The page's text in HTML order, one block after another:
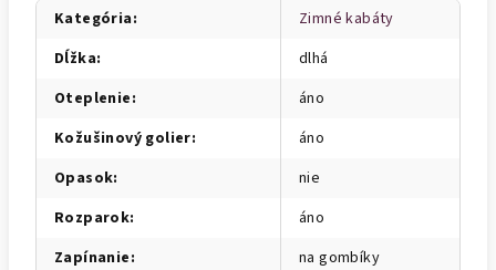
Kategória:
Zimné kabáty
Dĺžka:
dlhá
Oteplenie:
áno
Kožušinový golier:
áno
Opasok:
nie
Rozparok:
áno
Zapínanie: na gombíky